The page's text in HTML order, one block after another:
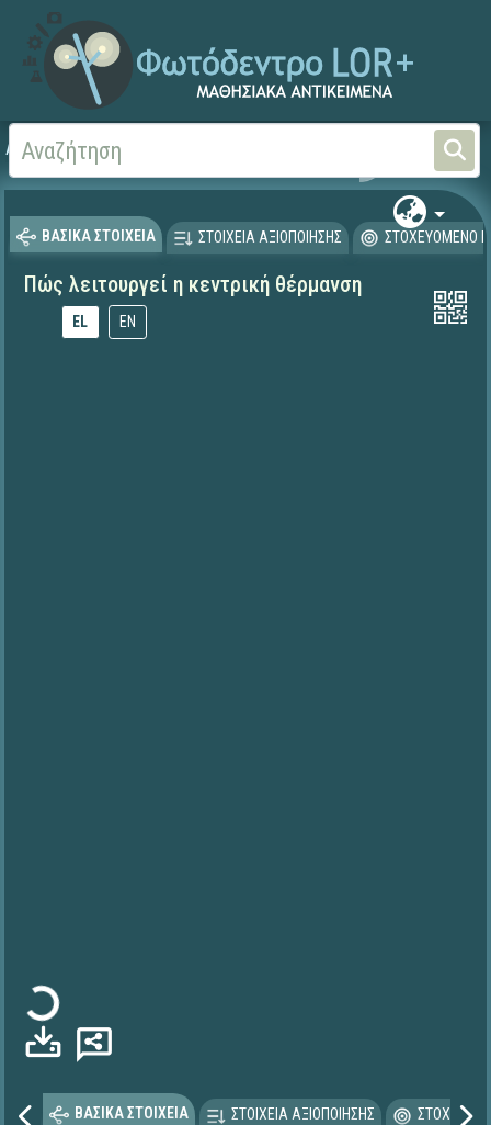
Αρχική
ΒΑΣΙΚΑ ΣΤΟΙΧΕΙΑ ΣΤΟΙΧΕΙΑ ΑΞΙΟΠΟΙΗΣΗΣ ΣΤΟΧΕΥΟΜΕΝΟ
Πώς λειτουργεί η κεντρική θέρμανση
EL EN
Φόρτωση...
ΒΑΣΙΚΑ ΣΤΟΙΧΕΙΑ ΣΤΟΙΧΕΙΑ ΑΞΙΟΠΟΙΗΣΗΣ